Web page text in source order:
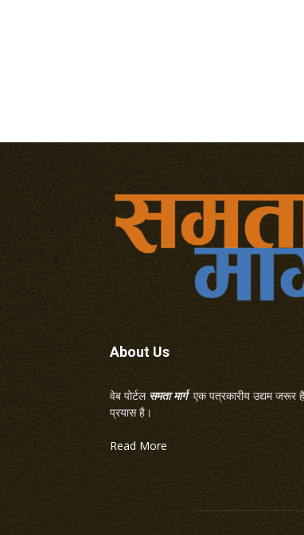
About Us
वेब पोर्टल समता मार्गएक पत्रकारीय उद्यम जरूर
प्रयास है।
Read More